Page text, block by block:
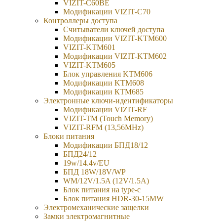
VIZIT-С60BE
Модификации VIZIT-C70
Контроллеры доступа
Считыватели ключей доступа
Модификации VIZIT-KTM600
VIZIT-KTM601
Модификации VIZIT-KTM602
VIZIT-KTM605
Блок управления KTM606
Модификации KTM608
Модификации КТМ685
Электронные ключи-идентификаторы
Модификации VIZIT-RF
VIZIT-TM (Touch Memory)
VIZIT-RFM (13,56MHz)
Блоки питания
Модификации БПД18/12
БПД24/12
19w/14.4v/EU
БПД 18W/18V/WP
WM/12V/1.5A (12V/1.5A)
Блок питания на type-c
Блок питания HDR-30-15MW
Электромеханические защелки
Замки электромагнитные